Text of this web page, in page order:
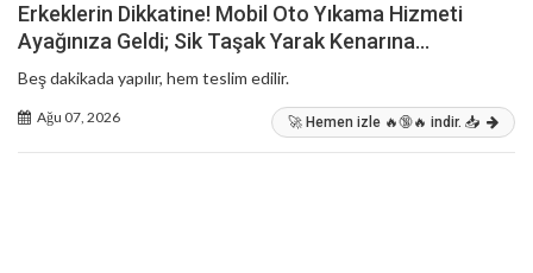
Erkeklerin Dikkatine! Mobil Oto Yıkama Hizmeti
Ayağınıza Geldi; Sik Taşak Yarak Kenarına…
Beş dakikada yapılır, hem teslim edilir.
Ağu 07, 2026 🚀 Hemen izle 🔥🔞🔥 indir. 📥